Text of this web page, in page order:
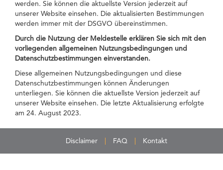
werden. Sie können die aktuellste Version jederzeit auf
unserer Website einsehen. Die aktualisierten Bestimmungen
werden immer mit der DSGVO übereinstimmen.
Durch die Nutzung der Meldestelle erklären Sie sich mit den
vorliegenden allgemeinen Nutzungsbedingungen und
Datenschutzbestimmungen einverstanden.
Diese allgemeinen Nutzungsbedingungen und diese
Datenschutzbestimmungen können Änderungen
unterliegen. Sie können die aktuellste Version jederzeit auf
unserer Website einsehen. Die letzte Aktualisierung erfolgte
am 24. August 2023.
Disclaimer FAQ Kontakt